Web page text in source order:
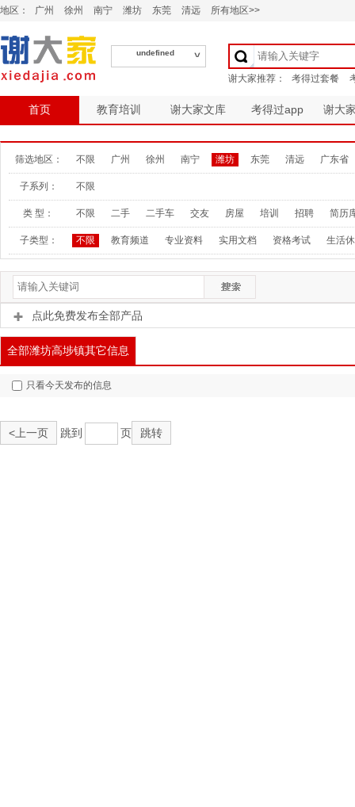
地区： 广州 徐州 南宁 潍坊 东莞 清远 所有地区>>
undefined
首页 教育培训 谢大家文库 考得过app 谢大
筛选地区： 不限 广州 徐州 南宁 潍坊 东莞 清远 广东省
子系列： 不限
类 型： 不限 二手 二手车 交友 房屋 培训 招聘 简历
子类型： 不限 教育频道 专业资料 实用文档 资格考试 生活
点此免费发布全部产品
全部潍坊高埗镇其它信息
只看今天发布的信息
<上一页 跳到 页 跳转